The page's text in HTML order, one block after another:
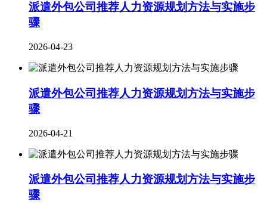
派遣外包公司推荐人力资源规划方法与实施步
骤
2026-04-23
派遣外包公司推荐人力资源规划方法与实施步
骤
2026-04-21
派遣外包公司推荐人力资源规划方法与实施步
骤